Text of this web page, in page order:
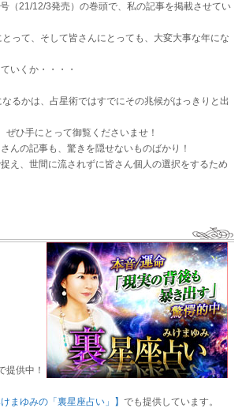
（21/12/3発売）の巻頭で、私の記事を掲載させてい
って、そして皆さんにとっても、大変大事な年にな
いくか・・・・
るかは、占星術ではすでにその兆候がはっきりと出
ぜひ手にとって御覧くださいませ！
んの記事も、驚きを隠せないものばかり！
え、世間に流されずに皆さん個人の選択をするため
提供中！
まゆみの「裏星座占い」】 でも提供しています。